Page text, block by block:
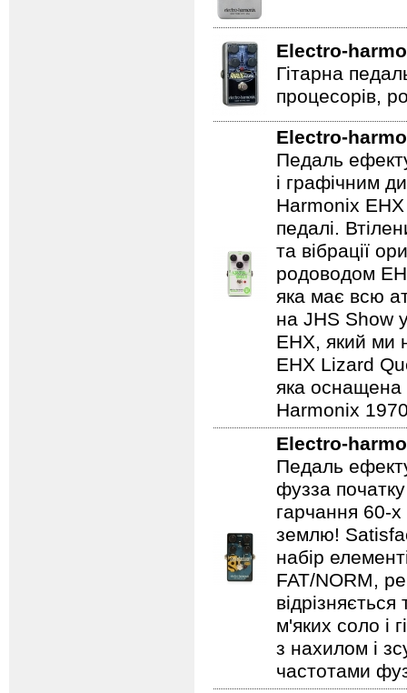
Electro-
Гітарна
процесорів,
Electro-
Педаль
і графічним
Harmonix
педалі.
та вібрації
родоводом
яка має всю
на JHS Show
EHX, який ми
EHX Lizard
яка оснащена
Harmonix
Electro-
Педаль
фузза
гарчання 60-
землю!
набір
FAT/NORM,
м'яких соло і
з нахилом і
частотами